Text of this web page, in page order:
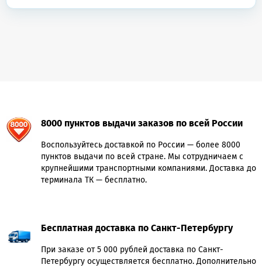
8000 пунктов выдачи заказов по всей России
Воспользуйтесь доставкой по России — более 8000
пунктов выдачи по всей стране. Мы сотрудничаем с
крупнейшими транспортными компаниями. Доставка до
терминала ТК — бесплатно.
Бесплатная доставка по Санкт-Петербургу
При заказе от 5 000 рублей доставка по Санкт-
Петербургу осуществляется бесплатно. Дополнительно